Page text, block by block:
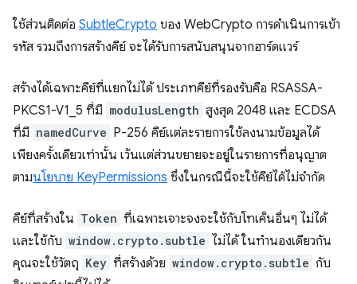
ใช้ส่วนติดต่อ SubtleCrypto ของ WebCrypto การดำเนินการเข้า
รหัส รวมถึงการสร้างคีย์ จะได้รับการสนับสนุนจากฮาร์ดแวร์
สร้างได้เฉพาะคีย์ที่แยกไม่ได้ ประเภทคีย์ที่รองรับคือ RSASSA-
PKCS1-V1_5 ที่มี modulusLength สูงสุด 2048 และ ECDSA
ที่มี namedCurve P-256 คีย์แต่ละรายการใช้ลงนามข้อมูลได้
เพียงครั้งเดียวเท่านั้น เว้นแต่ส่วนขยายจะอยู่ในรายการที่อนุญาต
ตามนโยบาย KeyPermissions ซึ่งในกรณีนี้จะใช้คีย์ได้ไม่จำกัด
คีย์ที่สร้างใน Token ที่เฉพาะเจาะจงจะใช้กับโทเค็นอื่นๆ ไม่ได้
และใช้กับ window.crypto.subtle ไม่ได้ ในทำนองเดียวกัน
คุณจะใช้วัตถุ Key ที่สร้างด้วย window.crypto.subtle กับ